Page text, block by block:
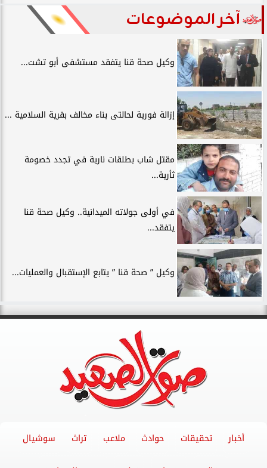
آخر الموضوعات
وكيل صحة قنا يتفقد مستشفى أبو تشت...
إزالة فورية لحالتى بناء مخالف بقرية السلامية ...
مقتل شاب بطلقات نارية في تجدد خصومة
ثأرية...
في أولى جولاته الميدانية.. وكيل صحة قنا
يتفقد...
وكيل ” صحة قنا ” يتابع الإستقبال والعمليات...
أخبار تحقيقات حوادث ملاعب تراث سوشيال